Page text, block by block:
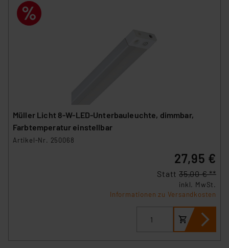
Müller Licht 8-W-LED-Unterbauleuchte, dimmbar,
Farbtemperatur einstellbar
Artikel-Nr. 250068
27,95 €
Statt 35,00 € **
inkl. MwSt.
Informationen zu Versandkosten